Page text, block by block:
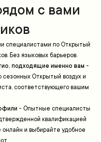
с вами
специалистами по Открытый
Без языковых барьеров.
подходящие именно вам -
сезонных Открытый воздух и
соответствующего вашим
- Опытные специалисты
квалификацией
онлайн и выбирайте удобное